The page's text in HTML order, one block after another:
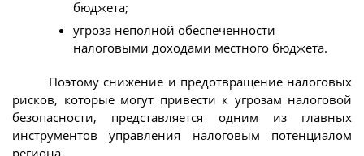
бюджета;
угроза неполной обеспеченности
налоговыми доходами местного бюджета.
Поэтому снижение и предотвращение налоговых
рисков, которые могут привести к угрозам налоговой
безопасности, представляется одним из главных
инструментов управления налоговым потенциалом
региона.